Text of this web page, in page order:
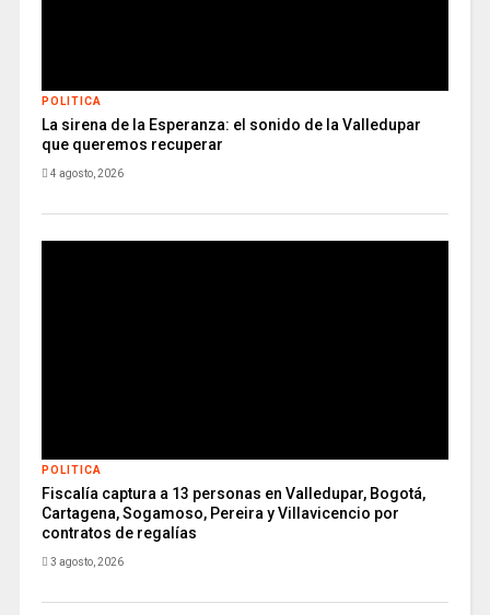
POLITICA
La sirena de la Esperanza: el sonido de la Valledupar
que queremos recuperar
4 agosto, 2026
POLITICA
Fiscalía captura a 13 personas en Valledupar, Bogotá,
Cartagena, Sogamoso, Pereira y Villavicencio por
contratos de regalías
3 agosto, 2026